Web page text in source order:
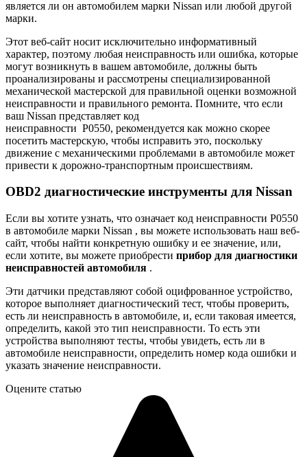
является ли он автомобилем марки Nissan или любой другой
марки.
Этот веб-сайт носит исключительно информативный
характер, поэтому любая неисправность или ошибка, которые
могут возникнуть в вашем автомобиле, должны быть
проанализированы и рассмотрены специализированной
механической мастерской для правильной оценки возможной
неисправности и правильного ремонта. Помните, что если
ваш Nissan представляет код
неисправности P0550, рекомендуется как можно скорее
посетить мастерскую, чтобы исправить это, поскольку
движение с механическими проблемами в автомобиле может
привести к дорожно-транспортным происшествиям.
OBD2 диагностические инструменты для Nissan
Если вы хотите узнать, что означает код неисправности P0550
в автомобиле марки Nissan , вы можете использовать наш веб-
сайт, чтобы найти конкретную ошибку и ее значение, или,
если хотите, вы можете приобрести прибор для диагностики
неисправностей автомобиля .
Эти датчики представляют собой оцифрованное устройство,
которое выполняет диагностический тест, чтобы проверить,
есть ли неисправность в автомобиле, и, если таковая имеется,
определить, какой это тип неисправности. То есть эти
устройства выполняют тесты, чтобы увидеть, есть ли в
автомобиле неисправности, определить номер кода ошибки и
указать значение неисправности.
Оцените статью